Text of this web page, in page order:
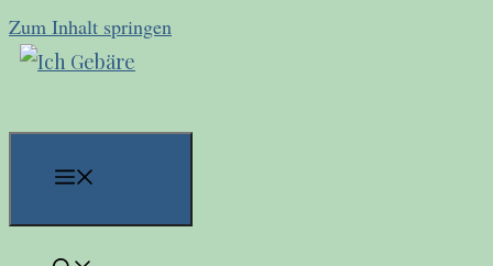
Zum Inhalt springen